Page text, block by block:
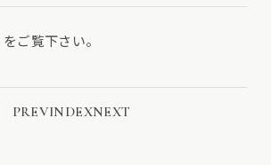
をご覧下さい。
PREVINDEXNEXT